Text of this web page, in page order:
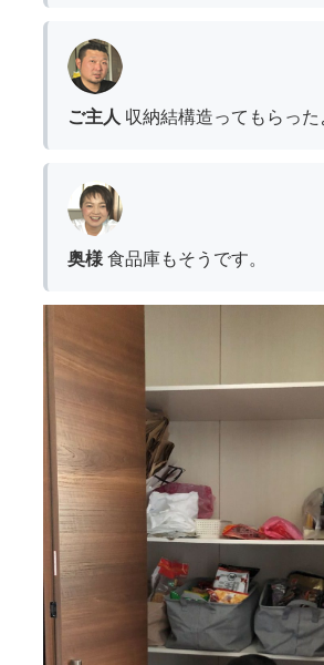
ご主人 収納結構造ってもらった
奥様食品庫もそうです。